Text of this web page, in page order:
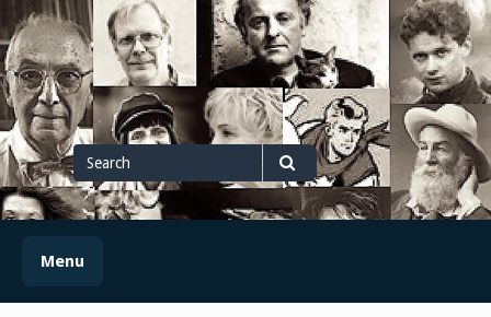
Skip
to
content
Search
for
Search
Menu